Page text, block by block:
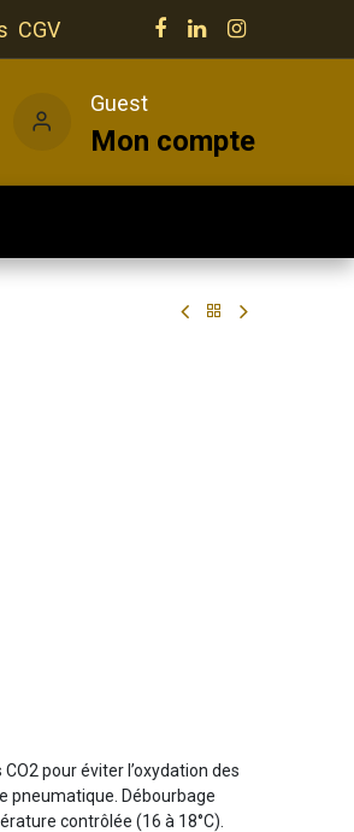
CGV
Guest
Mon compte
pour éviter l’oxydation des
pneumatique. Débourbage
contrôlée (16 à 18°C).